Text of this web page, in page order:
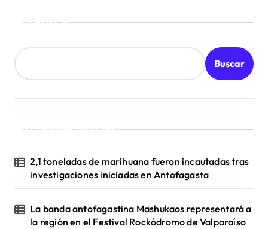
d
s
Buscar
Buscar
¡Ultimas Noticias!
2,1 toneladas de marihuana fueron incautadas tras
investigaciones iniciadas en Antofagasta
La banda antofagastina Mashukaos representará a
la región en el Festival Rockódromo de Valparaíso